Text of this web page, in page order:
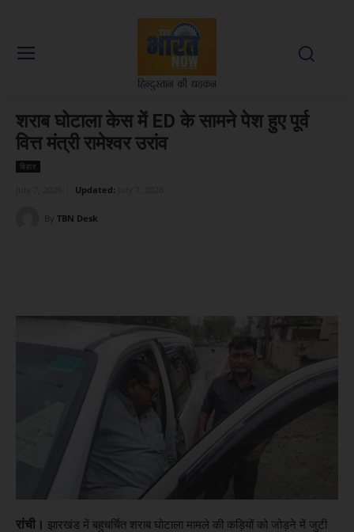
शराब घोटाला केस में ED के सामने पेश हुए पूर्व
वित्त मंत्री रामेश्वर उरांव
बिहार
Updated:
By TBN Desk
रांची। झारखंड में बहुचर्चित शराब घोटाला मामले की कड़ियों को जोड़ने में जुटी